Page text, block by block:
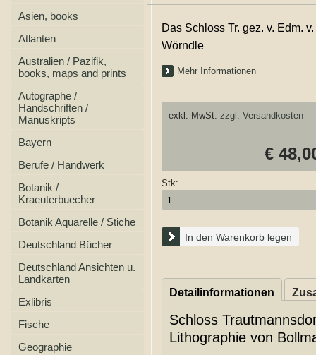
Asien, books
Atlanten
Australien / Pazifik,
books, maps and prints
Autographe /
Handschriften /
Manuskripts
Bayern
Berufe / Handwerk
Botanik /
Kraeuterbuecher
Botanik Aquarelle / Stiche
Deutschland Bücher
Deutschland Ansichten u.
Landkarten
Exlibris
Fische
Geographie
Das Schloss Tr. gez. v. Edm. v.
Wörndle
Mehr Informationen
exkl. MwSt. zzgl. Versandkosten
€
Stk:
In den Warenkorb legen
Detailinformationen
Schloss
Lithographie von